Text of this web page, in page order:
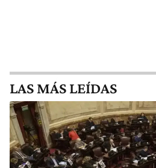
LAS MÁS LEÍDAS